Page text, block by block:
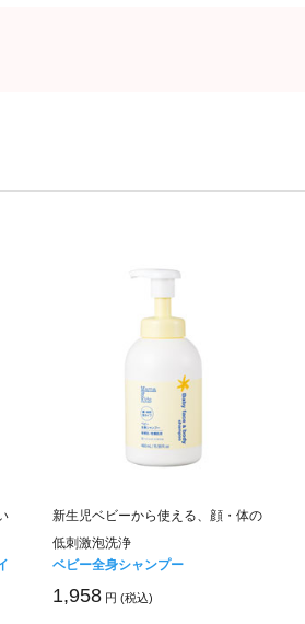
新生児ベビーから使える、顔・体の
低刺激泡洗浄
ベビー全身シャンプー
1,958 円 (税込)